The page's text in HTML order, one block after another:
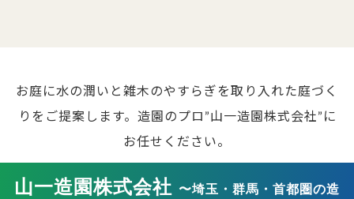
お庭に水の潤いと雑木のやすらぎを取り入れた庭づく
りをご提案します。 造園のプロ”山一造園株式会社”に
お任せください。
山一造園株式会社 〜埼玉・群馬・首都圏の造